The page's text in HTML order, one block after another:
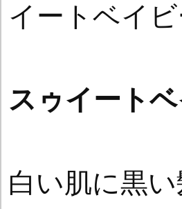
イートベイ
スゥイート
白い肌に黒